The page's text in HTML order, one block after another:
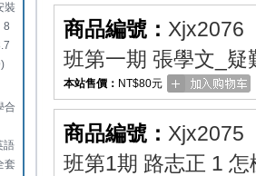
裝
8
合
語
套
商品編號： Xjx2076
班第一期 張學文_
本站售價： NT$80元
商品編號： Xjx2075
班第1期 路志正 1